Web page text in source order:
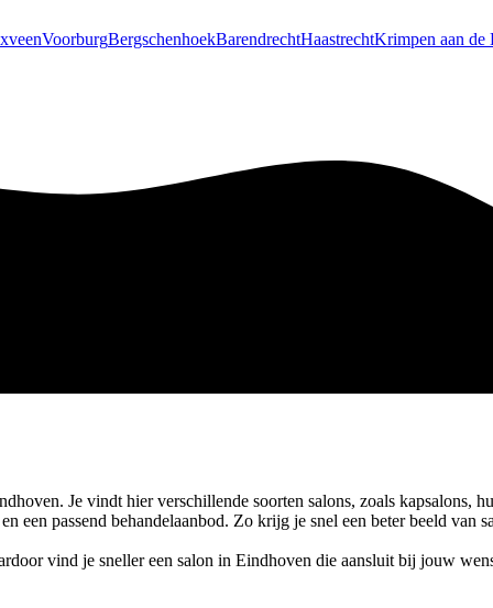
VoorburgBergschenhoekBarendrechtHaastrechtKrimpen aan de
Je vindt hier verschillende soorten salons, zoals kapsalons,
een passend behandelaanbod. Zo krijg je snel een beter beeld van
vind je sneller een salon in Eindhoven die aansluit bij jouw